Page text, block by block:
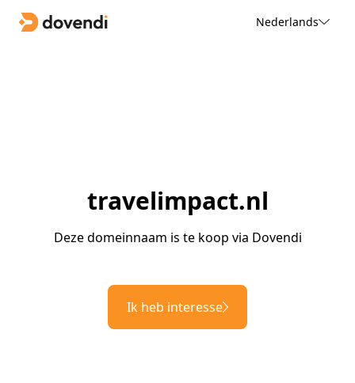
Nederlands
travelimpact.nl
Deze domeinnaam is te koop via Dovendi
Ik heb interesse